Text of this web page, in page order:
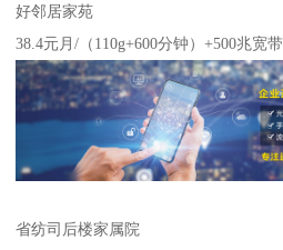
好邻居家苑
38.4元月/（110g+600分钟）+500兆宽带
省纺司后楼家属院